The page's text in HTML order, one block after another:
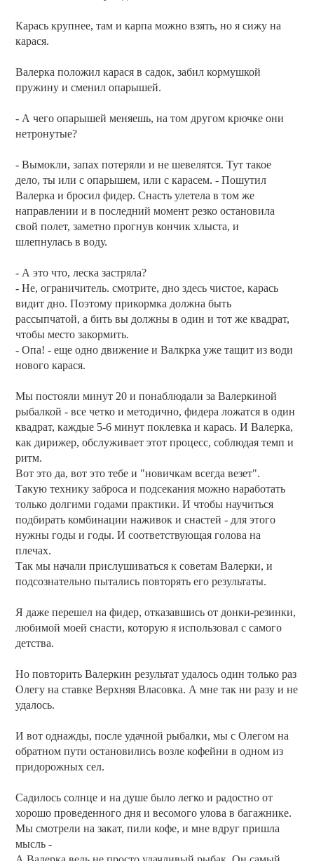
Карась крупнее, там и карпа можно взять, но я сижу на
карася.
Валерка положил карася в садок, забил кормушкой
пружину и сменил опарышей.
- А чего опарышей меняешь, на том другом крючке они
нетронутые?
- Вымокли, запах потеряли и не шевелятся. Тут такое
дело, ты или с опарышем, или с карасем. - Пошутил
Валерка и бросил фидер. Снасть улетела в том же
направлении и в последний момент резко остановила
свой полет, заметно прогнув кончик хлыста, и
шлепнулась в воду.
- А это что, леска застряла?
- Не, ограничитель. смотрите, дно здесь чистое, карась
видит дно. Поэтому прикормка должна быть
рассыпчатой, а бить вы должны в один и тот же квадрат,
чтобы место закормить.
- Опа! - еще одно движение и Валкрка уже тащит из води
нового карася.
Мы постояли минут 20 и понаблюдали за Валеркиной
рыбалкой - все четко и методично, фидера ложатся в один
квадрат, каждые 5-6 минут поклевка и карась. И Валерка,
как дирижер, обслуживает этот процесс, соблюдая темп и
ритм.
Вот это да, вот это тебе и "новичкам всегда везет".
Такую технику заброса и подсекания можно наработать
только долгими годами практики. И чтобы научиться
подбирать комбинации наживок и снастей - для этого
нужны годы и годы. И соответствующая голова на
плечах.
Так мы начали прислушиваться к советам Валерки, и
подсознательно пытались повторять его результаты.
Я даже перешел на фидер, отказавшись от донки-резинки,
любимой моей снасти, которую я использовал с самого
детства.
Но повторить Валеркин результат удалось один только раз
Олегу на ставке Верхняя Власовка. А мне так ни разу и не
удалось.
И вот однажды, после удачной рыбалки, мы с Олегом на
обратном пути остановились возле кофейни в одном из
придорожных сел.
Садилось солнце и на душе было легко и радостно от
хорошо проведенного дня и весомого улова в багажнике.
Мы смотрели на закат, пили кофе, и мне вдруг пришла
мысль -